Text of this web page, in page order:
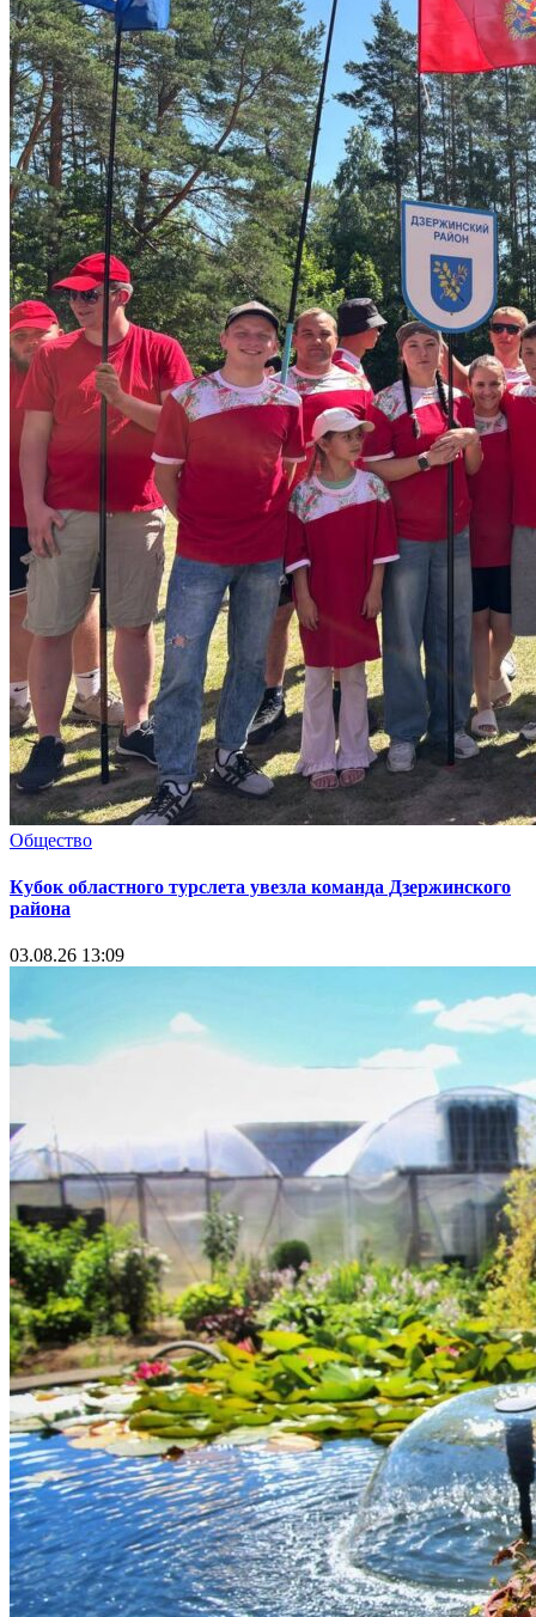
Общество
Кубок областного турслета увезла команда Дзержинского
района
03.08.26 13:09